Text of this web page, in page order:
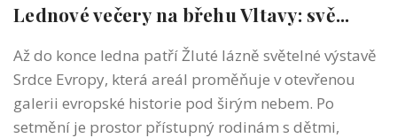
Lednové večery na břehu Vltavy: svě...
Až do konce ledna patří Žluté lázně světelné výstavě
Srdce Evropy, která areál proměňuje v otevřenou
galerii evropské historie pod širým nebem. Po
setmění je prostor přístupný rodinám s dětmi,